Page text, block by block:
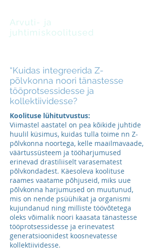
Arvuti- ja
juhtimiskoolitused
“Kuidas integreerida Z-
põlvkonna noori tänastesse
tööprotsessidesse ja
kollektiividesse?
Koolituse lühitutvustus:
Viimastel aastatel on pea kõikide juhtide
huulil küsimus, kuidas tulla toime nn Z-
põlvkonna noortega, kelle maailmavaade,
väärtussüsteem ja tööharjumused
erinevad drastiliiselt varasematest
põlvkondadest. Käesoleva koolituse
raames vaatame põhjuseid, miks uue
põlvkonna harjumused on muutunud,
mis on nende psüühikat ja organismi
kujundanud ning milliste töövõtetega
oleks võimalik noori kaasata tänastesse
tööprotsessidesse ja erinevatest
generatsioonidest koosnevatesse
kollektiividesse.